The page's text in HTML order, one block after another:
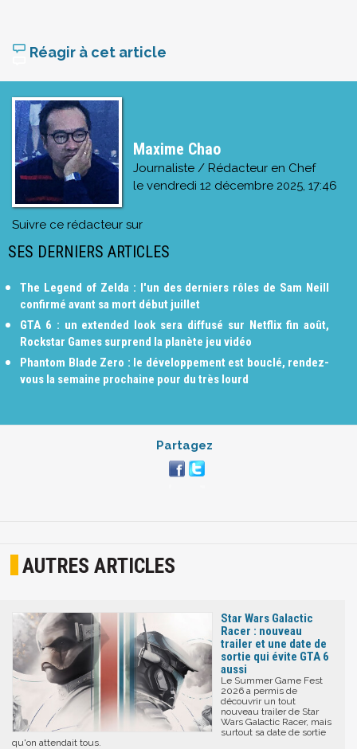
Réagir à cet article
Maxime Chao
Journaliste / Rédacteur en Chef
le vendredi 12 décembre 2025, 17:46
Suivre ce rédacteur sur
SES DERNIERS ARTICLES
The Legend of Zelda : l'un des derniers rôles de Sam Neill
confirmé avant sa mort début juillet
GTA 6 : un extended look sera diffusé sur Netflix fin août,
Rockstar Games surprend la planète jeu vidéo
Phantom Blade Zero : le développement est bouclé, rendez-
vous la semaine prochaine pour du très lourd
Partagez
AUTRES ARTICLES
Star Wars Galactic
Racer : nouveau
trailer et une date de
sortie qui évite GTA 6
aussi
Le Summer Game Fest
2026 a permis de
découvrir un tout
nouveau trailer de Star
Wars Galactic Racer, mais
surtout sa date de sortie
qu'on attendait tous.